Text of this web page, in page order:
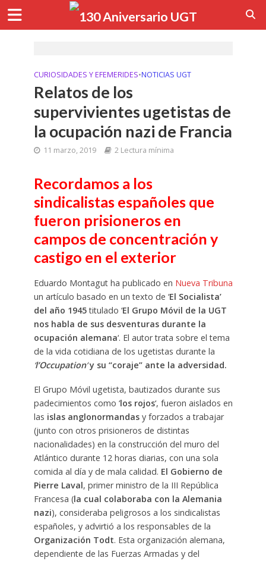
CURIOSIDADES Y EFEMERIDES•NOTICIAS UGT
Relatos de los
supervivientes ugetistas de
la ocupación nazi de Francia
11 marzo, 2019 2 Lectura mínima
Recordamos a los
sindicalistas españoles que
fueron prisioneros en
campos de concentración y
castigo en el exterior
Eduardo Montagut ha publicado en Nueva Tribuna
un artículo basado en un texto de ‘El Socialista’
del año 1945titulado ‘El Grupo Móvil de la UGT
nos habla de sus desventuras durante la
ocupación alemana‘. El autor trata sobre el tema
de la vida cotidiana de los ugetistas durante la
l’Occupation‘ y su “coraje” ante la adversidad.
El Grupo Móvil ugetista, bautizados durante sus
padecimientos como ‘los rojos‘, fueron aislados en
las islas anglonormandasy forzados a trabajar
(junto con otros prisioneros de distintas
nacionalidades) en la construcción del muro del
Atlántico durante 12 horas diarias, con una sola
comida al día y de mala calidad. El Gobierno de
Pierre Laval, primer ministro de la III República
Francesa (la cual colaboraba con la Alemania
nazi), consideraba peligrosos a los sindicalistas
españoles, y advirtió a los responsables de la
Organización Todt. Esta organización alemana,
dependiente de las Fuerzas Armadas y del